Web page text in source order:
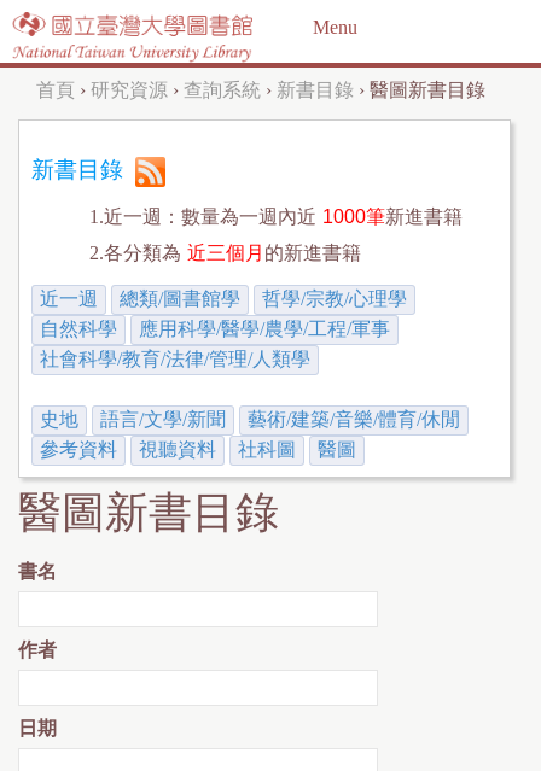
Jump to navigation
Menu
您
在
首頁 › 研究資源 › 查詢系統 › 新書目錄 › 醫圖新書目錄
新書目錄
1.近一週：數量為一週內近 1000筆新進書籍
2.各分類為 近三個月 的新進書籍
近一週 總類/圖書館學
哲學/宗教/心理學
自然科學
應用科學/醫學/農學/工程/軍事
社會科學/教育/法律/管理/人類學
史地 語言/文學/新聞
藝術/建築/音樂/體育/休閒
參考資料
視聽資料 社科圖 醫圖
醫圖新書目錄
書名
作者
日期